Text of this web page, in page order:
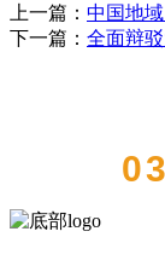
上一篇： 中国地
下一篇： 全面辩